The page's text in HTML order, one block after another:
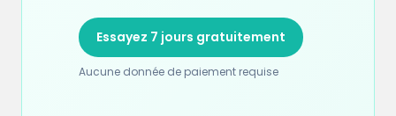
Essayez 7 jours gratuitement
Aucune donnée de paiement requise